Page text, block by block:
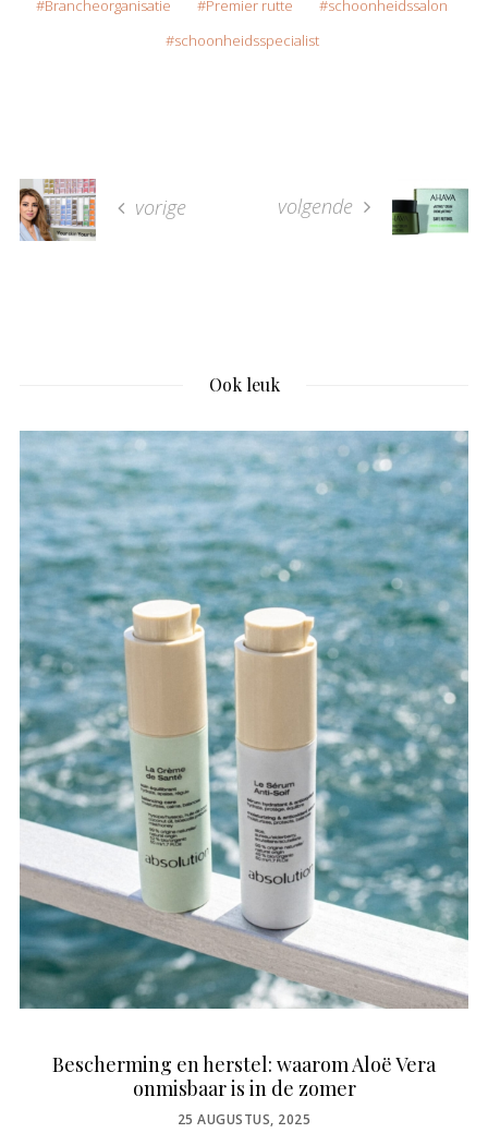
Brancheorganisatie
Premier rutte
schoonheidssalon
schoonheidsspecialist
vorige volgende
Ook leuk
Bescherming en herstel: waarom Aloë Vera
onmisbaar is in de zomer
POSTED
25 AUGUSTUS, 2025